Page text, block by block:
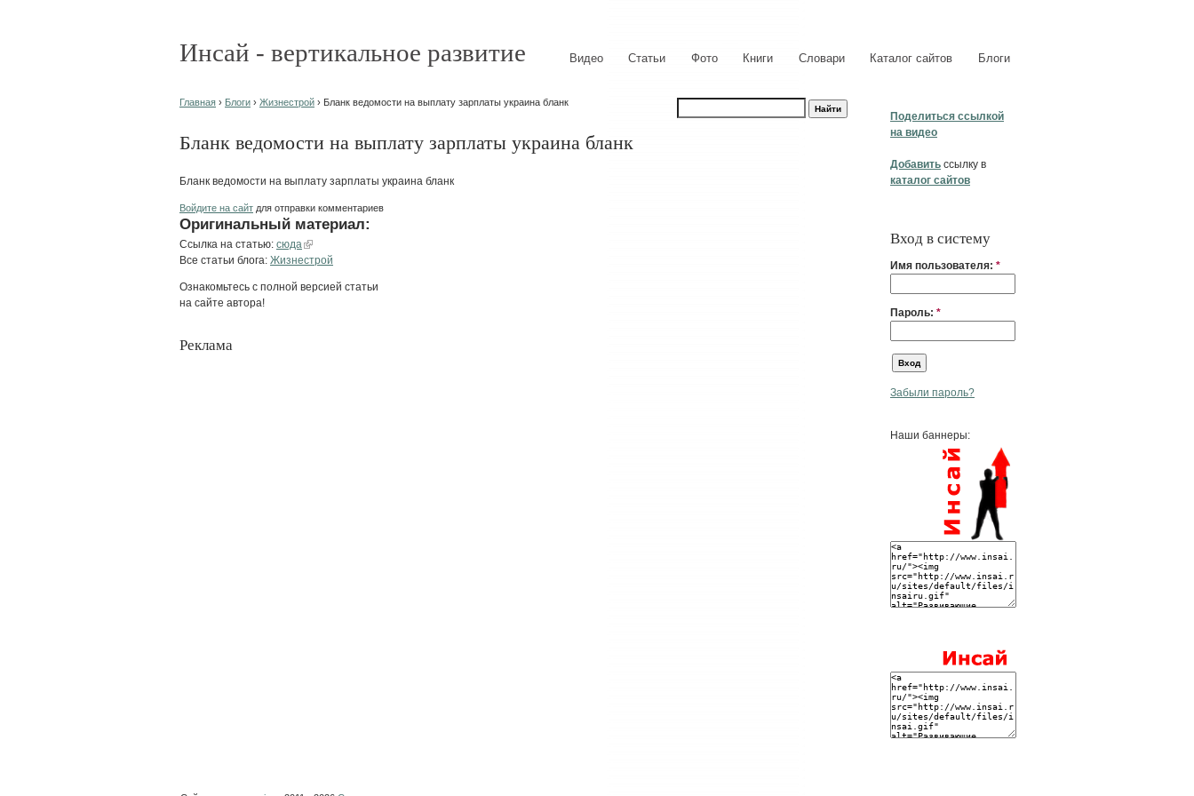
Инсай - вертикальное развитие Видео Статьи Фото Книги Словари Каталог сайтов Блоги
Поделиться ссылкой
на видео
Добавить ссылку в
каталог сайтов
Вход в систему
Имя пользователя: *
Пароль: *
Забыли пароль?
Наши баннеры:
Главная › Блоги › Жизнестрой › Бланк ведомости на выплату зарплаты украина бланк
Бланк ведомости на выплату зарплаты украина бланк
Бланк ведомости на выплату зарплаты украина бланк
Войдите на сайт для отправки комментариев
Оригинальный материал:
Ссылка на статью: сюда
Все статьи блога: Жизнестрой
Ознакомьтесь с полной версией статьи
на сайте автора!
Реклама